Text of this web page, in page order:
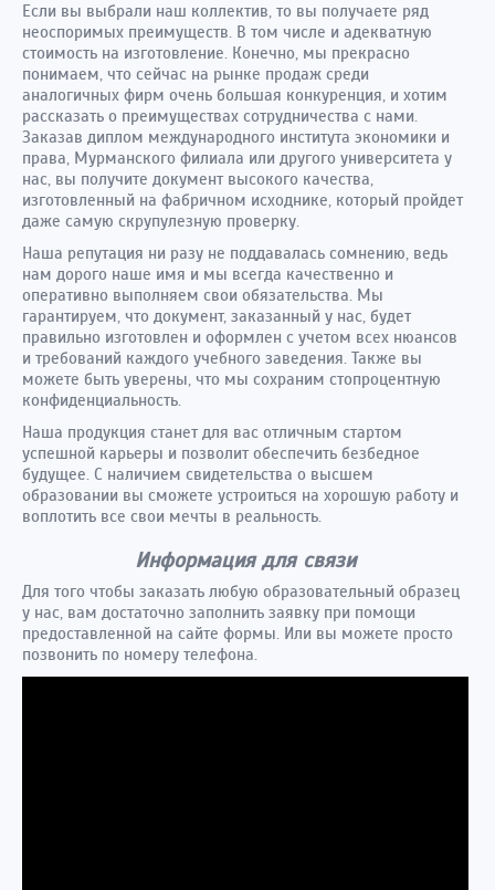
Если вы выбрали наш коллектив, то вы получаете ряд
неоспоримых преимуществ. В том числе и адекватную
стоимость на изготовление. Конечно, мы прекрасно
понимаем, что сейчас на рынке продаж среди
аналогичных фирм очень большая конкуренция, и хотим
рассказать о преимуществах сотрудничества с нами.
Заказав диплом международного института экономики и
права, Мурманского филиала или другого университета у
нас, вы получите документ высокого качества,
изготовленный на фабричном исходнике, который пройдет
даже самую скрупулезную проверку.
Наша репутация ни разу не поддавалась сомнению, ведь
нам дорого наше имя и мы всегда качественно и
оперативно выполняем свои обязательства. Мы
гарантируем, что документ, заказанный у нас, будет
правильно изготовлен и оформлен с учетом всех нюансов
и требований каждого учебного заведения. Также вы
можете быть уверены, что мы сохраним стопроцентную
конфиденциальность.
Наша продукция станет для вас отличным стартом
успешной карьеры и позволит обеспечить безбедное
будущее. С наличием свидетельства о высшем
образовании вы сможете устроиться на хорошую работу и
воплотить все свои мечты в реальность.
Информация для связи
Для того чтобы заказать любую образовательный образец
у нас, вам достаточно заполнить заявку при помощи
предоставленной на сайте формы. Или вы можете просто
позвонить по номеру телефона.